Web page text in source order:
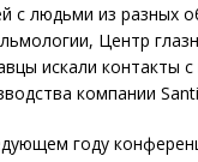
с людьми из разных
Центр
искали контакты
компании
году